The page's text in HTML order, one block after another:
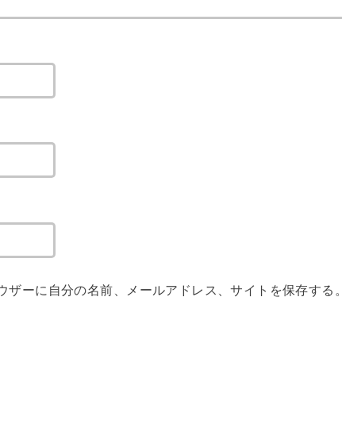
ーに自分の名前、メールアドレス、サイトを保存する。